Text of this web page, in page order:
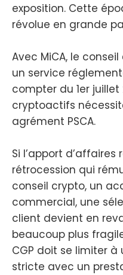
exposition. Cette
révolue en grande
Avec MiCA, le
un service
compter du 1er juillet
cryptoactifs
agrément PSCA.
Si l’apport d’affaires
rétrocession qui
conseil crypto, un
commercial, une
client devient en
beaucoup plus
CGP doit se limiter
stricte avec un